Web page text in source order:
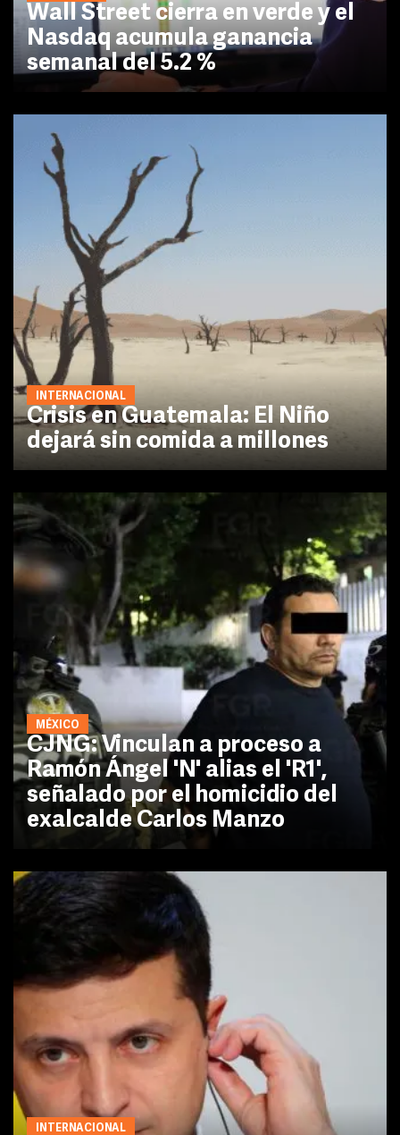
Wall Street cierra en verde y el
Nasdaq acumula ganancia
semanal del 5.2 %
INTERNACIONAL
Crisis en Guatemala: El Niño
dejará sin comida a millones
MÉXICO
CJNG: Vinculan a proceso a
Ramón Ángel 'N' alias el 'R1',
señalado por el homicidio del
exalcalde Carlos Manzo
INTERNACIONAL